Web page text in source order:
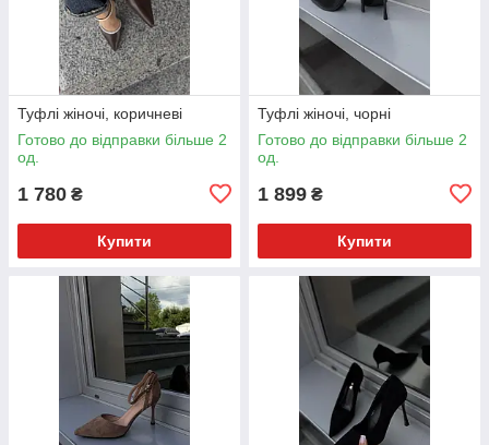
Туфлі жіночі, коричневі
Готово до відправки більше 2
од.
1 780 ₴
Купити
Туфлі жіночі, чорні
Готово до відправки більше 2
од.
1 899 ₴
Купити